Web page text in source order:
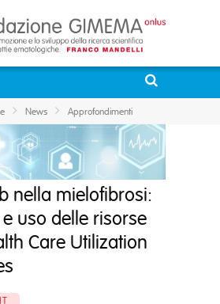
News Approfondimenti
nella mielofibrosi:
uso delle risorse
Care Utilization